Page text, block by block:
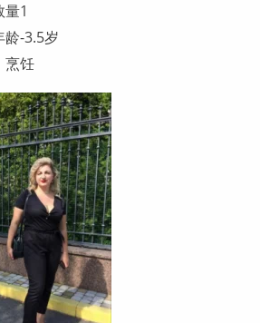
量1
龄-3.5岁
饪